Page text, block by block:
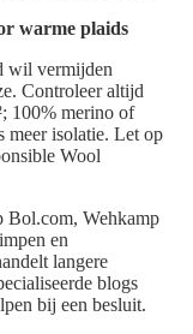
warme plaids
wil vermijden
Controleer altijd
100% merino of
meer isolatie. Let op
Wool
Bol.com, Wehkamp
en
langere
blogs
bij een besluit.